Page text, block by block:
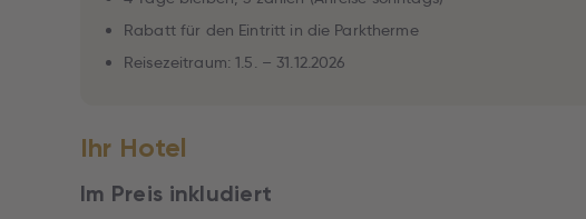
Rabatt für den Eintritt in die Parktherme
Reisezeitraum: 1.5. – 31.12.2026
Ihr Hotel
Im Preis inkludiert